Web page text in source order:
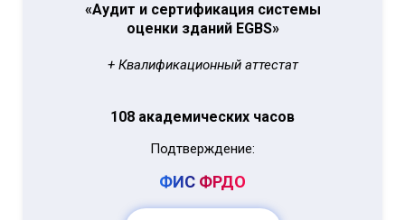
«Аудит и сертификация системы
оценки зданий EGBS»
+ Квалификационный аттестат
108 академических часов
Подтверждение:
ФИС ФРДО